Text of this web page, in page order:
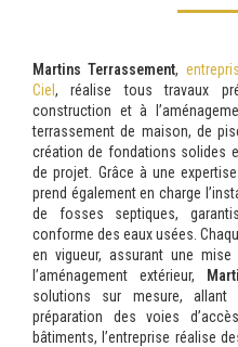
Martins Terrassement,
Ciel, réalise tous travaux
construction et à
terrassement de maison, de
création de fondations solides
de projet. Grâce à une
prend également en charge
de fosses septiques,
conforme des eaux usées.
en vigueur, assurant une
l’aménagement extérieur,
solutions sur mesure,
préparation des voies
bâtiments, l’entreprise réalise